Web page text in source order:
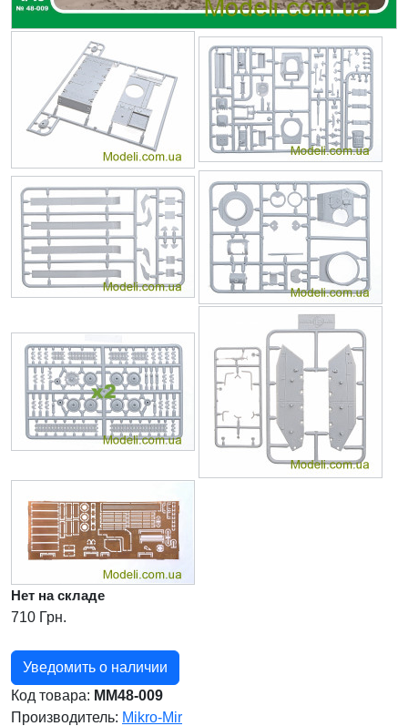
Нет на складе
710 Грн.
Уведомить о наличии
Код товара: MM48-009
Производитель: Mikro-Mir